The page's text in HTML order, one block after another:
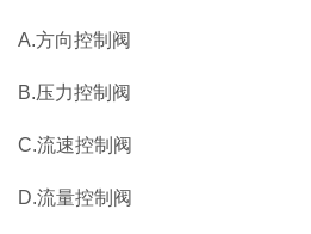
A.方向控制阀
B.压力控制阀
C.流速控制阀
D.流量控制阀